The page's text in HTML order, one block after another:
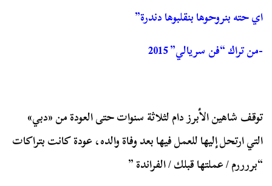
اي حته بنروحوها بنقلبوها دندرة”
-من تراك “فن سريالي” 2015
توقف شاهين الأبرز دام لثلاثة سنوات حتی العودة من «دبي»
التي ارتحل إليها للعمل فيها بعد وفاة والده، عودة كانت بتراكات
“بررررم / عملتها قبلك / الفراندة ”